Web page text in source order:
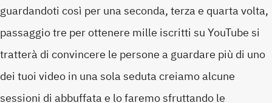
guardandoti così per una seconda, terza e quarta volta,
passaggio tre per ottenere mille iscritti su YouTube si
tratterà di convincere le persone a guardare più di uno
dei tuoi video in una sola seduta creiamo alcune
sessioni di abbuffata e lo faremo sfruttando le